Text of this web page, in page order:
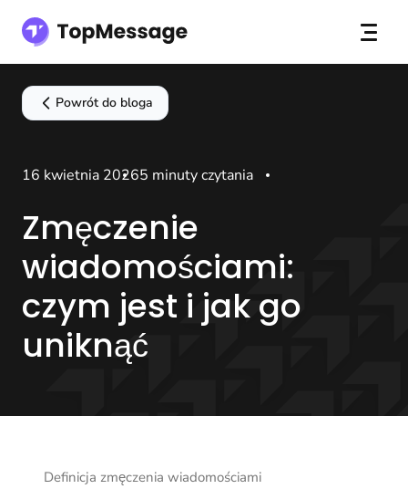
Powrót do bloga
16 kwietnia 20265 minuty czytania
Zmęczenie
wiadomościami:
czym jest i jak go
uniknąć
Definicja zmęczenia wiadomościami